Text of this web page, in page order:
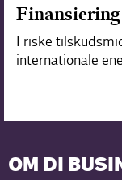
Friske
internationale
OM DI